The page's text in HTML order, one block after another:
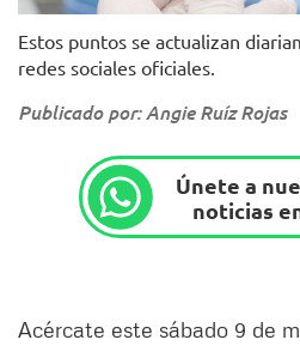
Estos puntos se actualizan
redes sociales oficiales.
Publicado por: Angie Ruíz Rojas
Únete a
noticias
Acércate este sábado 9 de